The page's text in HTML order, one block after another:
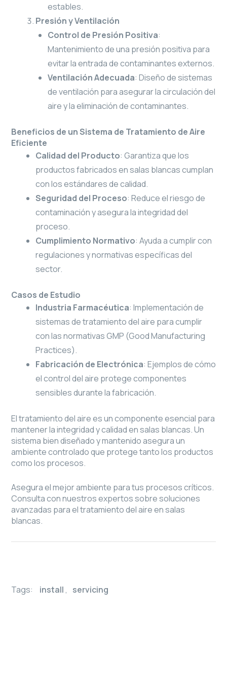
estables.
Presión y Ventilación
Control de Presión Positiva:
Mantenimiento de una presión positiva para
evitar la entrada de contaminantes externos.
Ventilación Adecuada: Diseño de sistemas
de ventilación para asegurar la circulación del
aire y la eliminación de contaminantes.
Beneficios de un Sistema de Tratamiento de Aire
Eficiente
Calidad del Producto: Garantiza que los
productos fabricados en salas blancas cumplan
con los estándares de calidad.
Seguridad del Proceso: Reduce el riesgo de
contaminación y asegura la integridad del
proceso.
Cumplimiento Normativo: Ayuda a cumplir con
regulaciones y normativas específicas del
sector.
Casos de Estudio
Industria Farmacéutica: Implementación de
sistemas de tratamiento del aire para cumplir
con las normativas GMP (Good Manufacturing
Practices).
Fabricación de Electrónica: Ejemplos de cómo
el control del aire protege componentes
sensibles durante la fabricación.
El tratamiento del aire es un componente esencial para
mantener la integridad y calidad en salas blancas. Un
sistema bien diseñado y mantenido asegura un
ambiente controlado que protege tanto los productos
como los procesos.
Asegura el mejor ambiente para tus procesos críticos.
Consulta con nuestros expertos sobre soluciones
avanzadas para el tratamiento del aire en salas
blancas.
Tags: install, servicing